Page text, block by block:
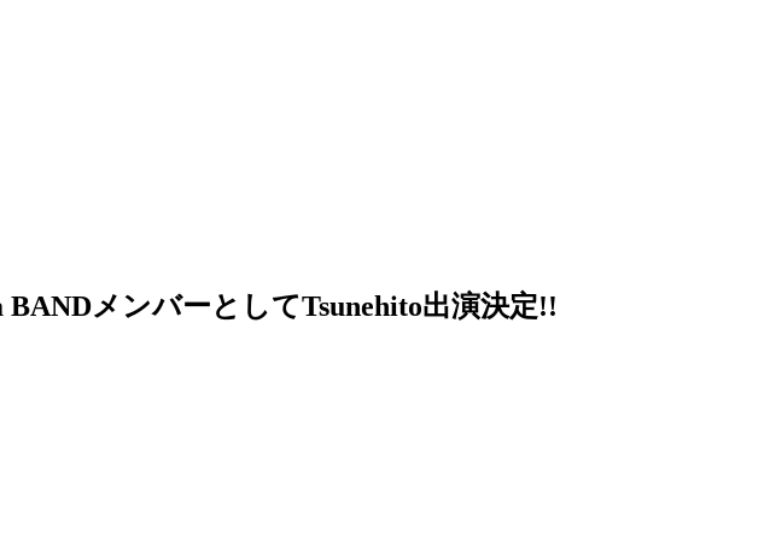
メンバーとしてTsunehito出演決定!!